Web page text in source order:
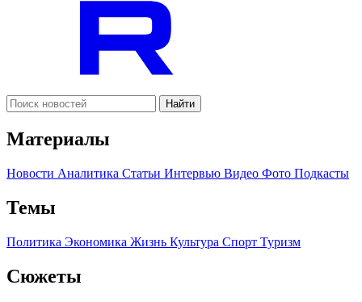
Найти
Материалы
Новости Аналитика Статьи Интервью Видео Фото Подкасты
Темы
Политика Экономика Жизнь Культура Спорт Туризм
Сюжеты